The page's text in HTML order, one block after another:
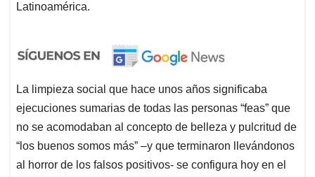
Latinoamérica.
La limpieza social que hace unos años significaba
ejecuciones sumarias de todas las personas “feas” que
no se acomodaban al concepto de belleza y pulcritud de
“los buenos somos más” –y que terminaron llevándonos
al horror de los falsos positivos- se configura hoy en el